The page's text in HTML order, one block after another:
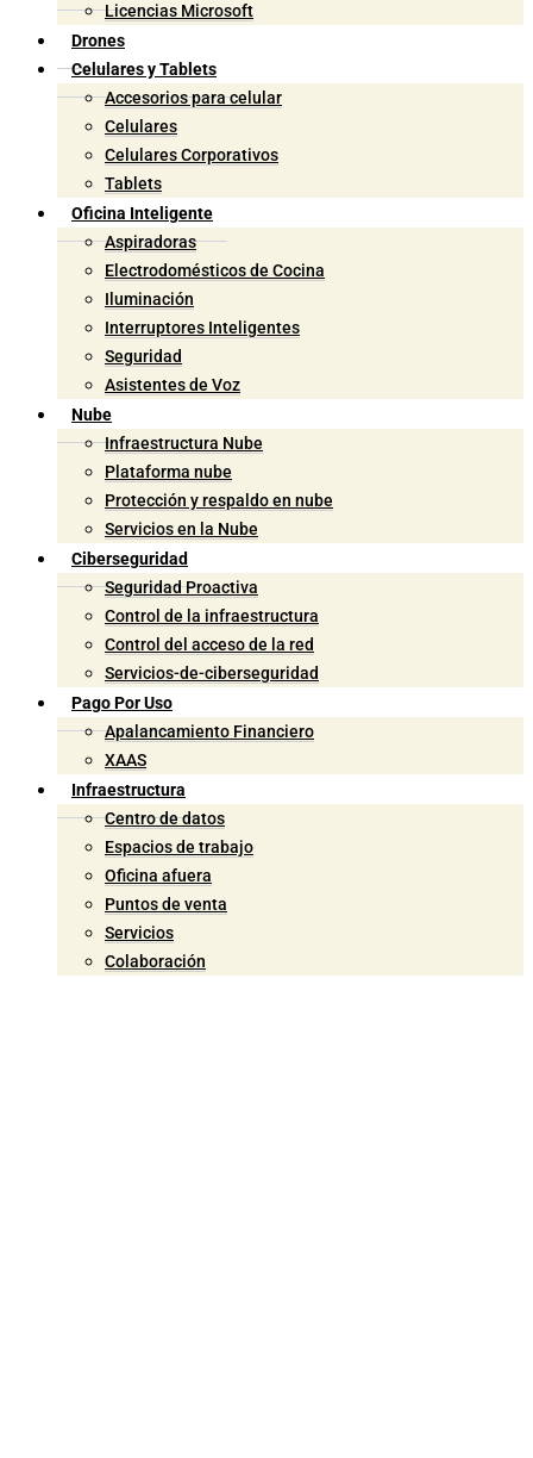
Licencias Microsoft
Drones
Celulares y Tablets
Accesorios para celular
Celulares
Celulares Corporativos
Tablets
Oficina Inteligente
Aspiradoras
Electrodomésticos de Cocina
Iluminación
Interruptores Inteligentes
Seguridad
Asistentes de Voz
Nube
Infraestructura Nube
Plataforma nube
Protección y respaldo en nube
Servicios en la Nube
Ciberseguridad
Seguridad Proactiva
Control de la infraestructura
Control del acceso de la red
Servicios-de-ciberseguridad
Pago Por Uso
Apalancamiento Financiero
XAAS
Infraestructura
Centro de datos
Espacios de trabajo
Oficina afuera
Puntos de venta
Servicios
Colaboración